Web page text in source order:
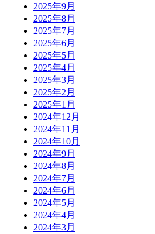
2025年9月
2025年8月
2025年7月
2025年6月
2025年5月
2025年4月
2025年3月
2025年2月
2025年1月
2024年12月
2024年11月
2024年10月
2024年9月
2024年8月
2024年7月
2024年6月
2024年5月
2024年4月
2024年3月